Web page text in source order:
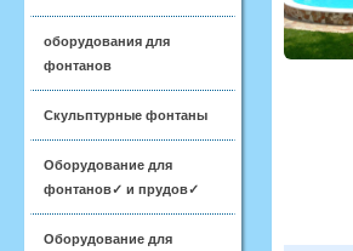
оборудования для
фонтанов
Скульптурные фонтаны
Оборудование для
фонтанов✓ и прудов✓
Оборудование для